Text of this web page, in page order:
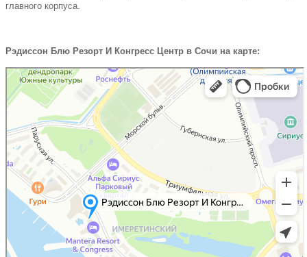
главного корпуса.
Рэдиссон Блю Резорт И Конгресс Центр в Сочи на карте: